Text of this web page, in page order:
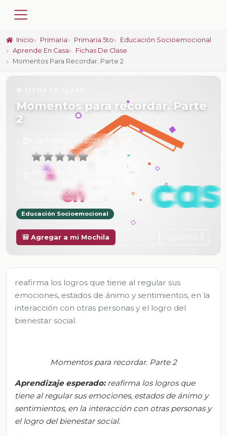
Inicio Primaria Primaria 5to
Educación Socioemocional
Aprende En Casa
Fichas De Clase
Momentos Para Recordar. Parte 2
Momentos para recordar. Parte
2
6 de Febrero de 2025 a las 15:40
Promedio:
Número de valoraciones:
Tu calificación:Sin calificar
Educación Socioemocional
🎒 Agregar a mi Mochila
reafirma los logros que tiene al regular sus
emociones, estados de ánimo y sentimientos, en la
interacción con otras personas y el logro del
bienestar social.
Momentos para recordar. Parte 2
Aprendizaje esperado: reafirma los logros que
tiene al regular sus emociones, estados de ánimo y
sentimientos, en la interacción con otras personas y
el logro del bienestar social.